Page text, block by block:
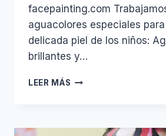
facepainting.com
aguacolores especiales
delicada piel de los niños:
brillantes y…
LEER MÁS MAQUILLAJE